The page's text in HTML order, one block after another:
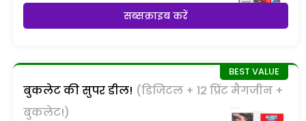
सब्सक्राइब करें
बुकलेट की सुपर डील! (डिजिटल + 12 प्रिंट मैगजीन +
बुकलेट!)